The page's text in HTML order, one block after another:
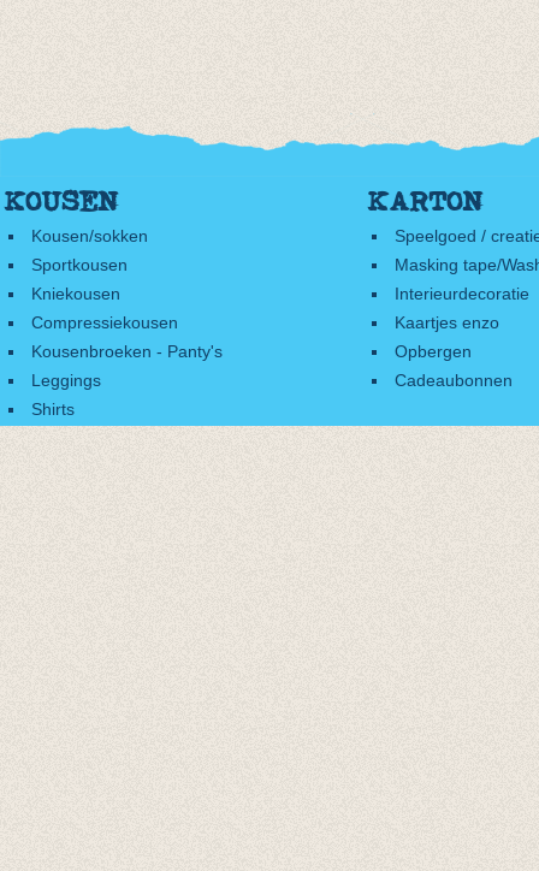
KOUSEN
Kousen/sokken
Sportkousen
Kniekousen
Compressiekousen
Kousenbroeken - Panty's
Leggings
Shirts
KARTON
Speelgoed /
Masking tape/
Interieurdecoratie
Kaartjes enzo
Opbergen
Cadeaubonnen